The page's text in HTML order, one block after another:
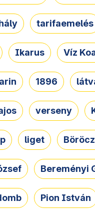
tarifaemelés
Ikarus Víz
1896
verseny
liget
Bereményi
Pion István